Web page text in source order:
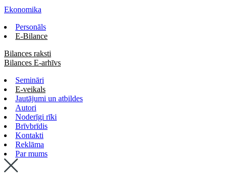
Ekonomika
Personāls
E-Bilance
Bilances raksti
Bilances E-arhīvs
Semināri
E-veikals
Jautājumi un atbildes
Autori
Noderīgi rīki
Brīvbrīdis
Kontakti
Reklāma
Par mums